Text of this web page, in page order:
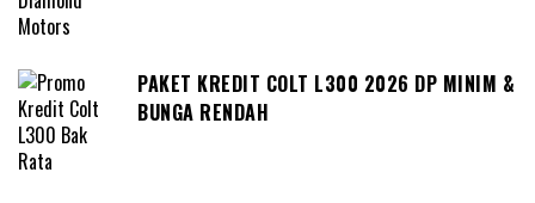
PAKET KREDIT COLT L300 2026 DP MINIM &
BUNGA RENDAH